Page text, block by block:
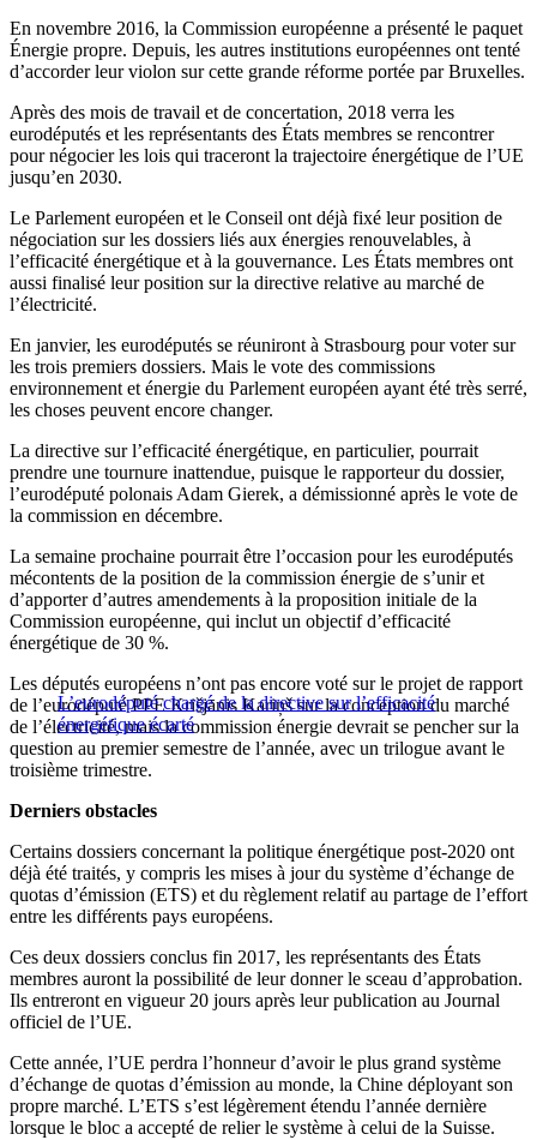
En novembre 2016, la Commission européenne a présenté le paquet
Énergie propre. Depuis, les autres institutions européennes ont tenté
d’accorder leur violon sur cette grande réforme portée par Bruxelles.
Après des mois de travail et de concertation, 2018 verra les
eurodéputés et les représentants des États membres se rencontrer
pour négocier les lois qui traceront la trajectoire énergétique de l’UE
jusqu’en 2030.
Le Parlement européen et le Conseil ont déjà fixé leur position de
négociation sur les dossiers liés aux énergies renouvelables, à
l’efficacité énergétique et à la gouvernance. Les États membres ont
aussi finalisé leur position sur la directive relative au marché de
l’électricité.
En janvier, les eurodéputés se réuniront à Strasbourg pour voter sur
les trois premiers dossiers. Mais le vote des commissions
environnement et énergie du Parlement européen ayant été très serré,
les choses peuvent encore changer.
La directive sur l’efficacité énergétique, en particulier, pourrait
prendre une tournure inattendue, puisque le rapporteur du dossier,
l’eurodéputé polonais Adam Gierek, a démissionné après le vote de
la commission en décembre.
La semaine prochaine pourrait être l’occasion pour les eurodéputés
mécontents de la position de la commission énergie de s’unir et
d’apporter d’autres amendements à la proposition initiale de la
Commission européenne, qui inclut un objectif d’efficacité
énergétique de 30 %.
L’eurodéputé chargé de la directive sur l’efficacité
énergétique écarté
Les députés européens n’ont pas encore voté sur le projet de rapport
de l’eurodéputé PPE Krišjānis Kariņš sur la conception du marché
de l’électricité, mais la commission énergie devrait se pencher sur la
question au premier semestre de l’année, avec un trilogue avant le
troisième trimestre.
Derniers obstacles
Certains dossiers concernant la politique énergétique post-2020 ont
déjà été traités, y compris les mises à jour du système d’échange de
quotas d’émission (ETS) et du règlement relatif au partage de l’effort
entre les différents pays européens.
Ces deux dossiers conclus fin 2017, les représentants des États
membres auront la possibilité de leur donner le sceau d’approbation.
Ils entreront en vigueur 20 jours après leur publication au Journal
officiel de l’UE.
Cette année, l’UE perdra l’honneur d’avoir le plus grand système
d’échange de quotas d’émission au monde, la Chine déployant son
propre marché. L’ETS s’est légèrement étendu l’année dernière
lorsque le bloc a accepté de relier le système à celui de la Suisse.